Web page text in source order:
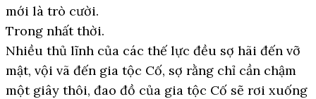
mới là trò cười.
Trong nhất thời.
Nhiều thủ lĩnh của các thế lực đều sợ hãi đến vỡ
mật, vội vã đến gia tộc Cố, sợ rằng chỉ cần chậm
một giây thôi, đao đồ của gia tộc Cố sẽ rơi xuống